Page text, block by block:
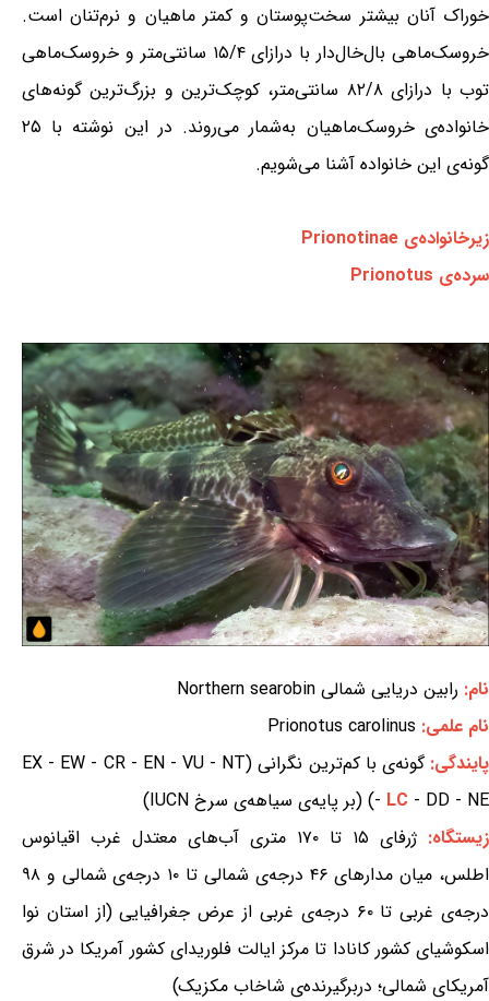
خوراک آنان بیشتر سخت‌پوستان و کمتر ماهیان و نرم‌تنان است.
خروسک‌ماهی بال‌خال‌دار با درازای ۱۵/۴ سانتی‌متر و خروسک‌ماهی
توب با درازای ۸۲/۸ سانتی‌متر، کوچک‌ترین و بزرگ‌ترین گونه‌های
خانواده‌ی خروسک‌ماهیان به‌شمار می‌روند. در این نوشته با ۲۵
گونه‌ی این خانواده آشنا می‌شویم.
زیرخانواده‌ی Prionotinae
سرده‌ی Prionotus
نام: رابین دریایی شمالی Northern searobin
نام علمی: Prionotus carolinus
پایندگی:
گونه‌ی با کم‌ترین نگرانی (EX - EW - CR - EN - VU - NT
- LC - DD - NE) (بر پایه‌ی سیاهه‌ی سرخ IUCN)
زیستگاه:
ژرفای ۱۵ تا ۱۷۰ متری آب‌های معتدل غرب اقیانوس
اطلس، میان مدارهای ۴۶ درجه‌ی شمالی تا ۱۰ درجه‌ی شمالی و ۹۸
درجه‌ی غربی تا ۶۰ درجه‌ی غربی از عرض جغرافیایی (از استان نوا
اسکوشیای کشور کانادا تا مرکز ایالت فلوریدای کشور آمریکا در شرق
آمریکای شمالی؛ دربرگیرنده‌ی شاخاب مکزیک)